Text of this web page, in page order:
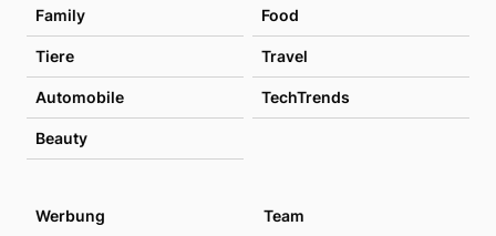
Family Food
Tiere Travel
Automobile TechTrends
Beauty
Werbung
Team